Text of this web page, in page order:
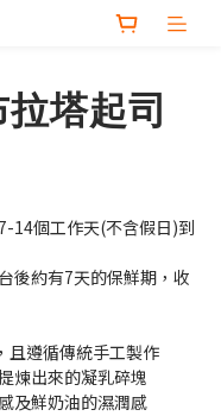
塔起司
14個工作天(不含假日)到
後約有7天的保鮮期，收
遵循傳統手工製作
煉出來的凝乳碎塊
及鮮奶油的濕潤感